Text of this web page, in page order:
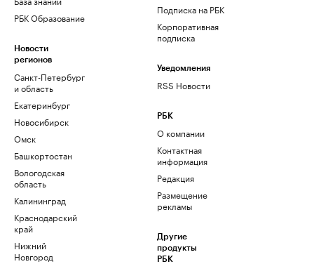
РБК Образование
Новости
регионов
Санкт-Петербург
и область
Екатеринбург
Новосибирск
Омск
Башкортостан
Вологодская
область
Калининград
Краснодарский
край
Нижний
Новгород
Подписка на РБК
Корпоративная
подписка
Уведомления
RSS Новости
РБК
О компании
Контактная
информация
Редакция
Размещение
рекламы
Другие
продукты
РБК